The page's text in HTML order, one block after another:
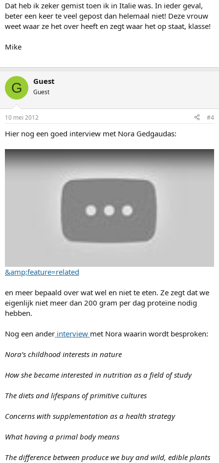
Dat heb ik zeker gemist toen ik in Italie was. In ieder geval,
beter een keer te veel gepost dan helemaal niet! Deze vrouw
weet waar ze het over heeft en zegt waar het op staat, klasse!
Mike
G Guest
Guest
10 mei 2012 #4
Hier nog een goed interview met Nora Gedgaudas:
&amp;feature=related
en meer bepaald over wat wel en niet te eten. Ze zegt dat we
eigenlijk niet meer dan 200 gram per dag proteïne nodig
hebben.
Nog een ander interview met Nora waarin wordt besproken:
Nora’s childhood interests in nature
How she became interested in nutrition as a field of study
The diets and lifespans of primitive cultures
Concerns with supplementation as a health strategy
What having a primal body means
The difference between produce we buy and wild, edible plants